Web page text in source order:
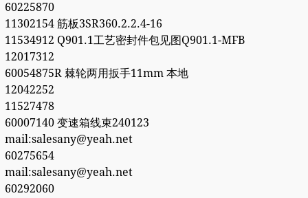
60225870
11302154 筋板3SR360.2.2.4-16
11534912 Q901.1工艺密封件包见图Q901.1-MFB
12017312
60054875R 棘轮两用扳手11mm 本地
12042252
11527478
60007140 变速箱线束240123
mail:salesany@yeah.net
60275654
mail:salesany@yeah.net
60292060